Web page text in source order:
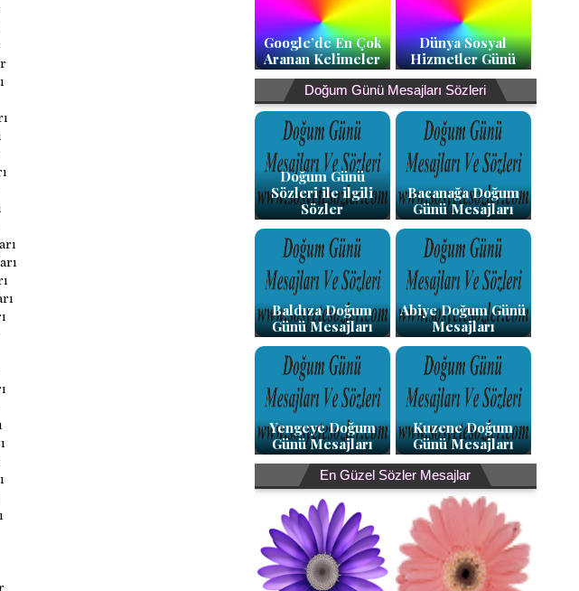
Google’de En Çok
Aranan Kelimeler
Dünya Sosyal
Hizmetler Günü
Doğum Günü Mesajları Sözleri
Doğum Günü
Sözleri ile ilgili
Sözler
Bacanağa Doğum
Günü Mesajları
Baldıza Doğum
Günü Mesajları
Abiye Doğum Günü
Mesajları
Yengeye Doğum
Günü Mesajları
Kuzene Doğum
Günü Mesajları
En Güzel Sözler Mesajlar